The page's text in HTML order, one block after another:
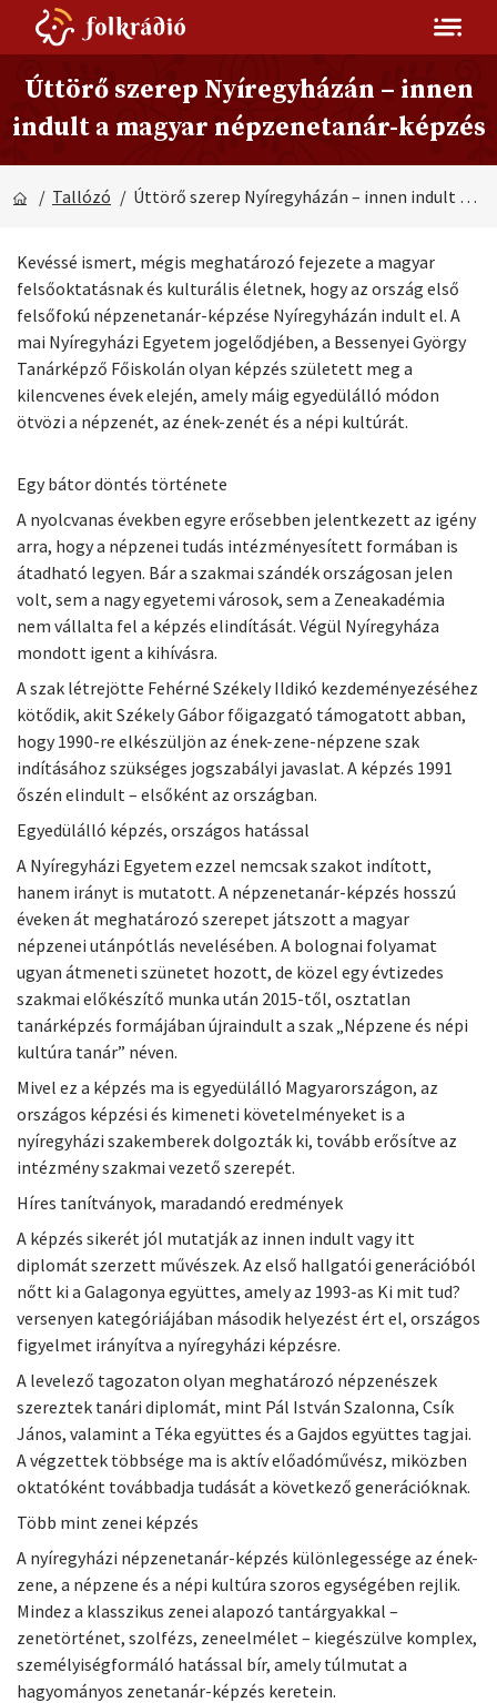
Úttörő szerep Nyíregyházán – innen
indult a magyar népzenetanár-képzés
/ Tallózó / Úttörő szerep Nyíregyházán – innen indult a magyar népzenetanár-képzés
Kevéssé ismert, mégis meghatározó fejezete a magyar
felsőoktatásnak és kulturális életnek, hogy az ország első
felsőfokú népzenetanár-képzése Nyíregyházán indult el. A
mai Nyíregyházi Egyetem jogelődjében, a Bessenyei György
Tanárképző Főiskolán olyan képzés született meg a
kilencvenes évek elején, amely máig egyedülálló módon
ötvözi a népzenét, az ének-zenét és a népi kultúrát.
Egy bátor döntés története
A nyolcvanas években egyre erősebben jelentkezett az igény
arra, hogy a népzenei tudás intézményesített formában is
átadható legyen. Bár a szakmai szándék országosan jelen
volt, sem a nagy egyetemi városok, sem a Zeneakadémia
nem vállalta fel a képzés elindítását. Végül Nyíregyháza
mondott igent a kihívásra.
A szak létrejötte Fehérné Székely Ildikó kezdeményezéséhez
kötődik, akit Székely Gábor főigazgató támogatott abban,
hogy 1990-re elkészüljön az ének-zene-népzene szak
indításához szükséges jogszabályi javaslat. A képzés 1991
őszén elindult – elsőként az országban.
Egyedülálló képzés, országos hatással
A Nyíregyházi Egyetem ezzel nemcsak szakot indított,
hanem irányt is mutatott. A népzenetanár-képzés hosszú
éveken át meghatározó szerepet játszott a magyar
népzenei utánpótlás nevelésében. A bolognai folyamat
ugyan átmeneti szünetet hozott, de közel egy évtizedes
szakmai előkészítő munka után 2015-től, osztatlan
tanárképzés formájában újraindult a szak „Népzene és népi
kultúra tanár” néven.
Mivel ez a képzés ma is egyedülálló Magyarországon, az
országos képzési és kimeneti követelményeket is a
nyíregyházi szakemberek dolgozták ki, tovább erősítve az
intézmény szakmai vezető szerepét.
Híres tanítványok, maradandó eredmények
A képzés sikerét jól mutatják az innen indult vagy itt
diplomát szerzett művészek. Az első hallgatói generációból
nőtt ki a Galagonya együttes, amely az 1993-as Ki mit tud?
versenyen kategóriájában második helyezést ért el, országos
figyelmet irányítva a nyíregyházi képzésre.
A levelező tagozaton olyan meghatározó népzenészek
szereztek tanári diplomát, mint Pál István Szalonna, Csík
János, valamint a Téka együttes és a Gajdos együttes tagjai.
A végzettek többsége ma is aktív előadóművész, miközben
oktatóként továbbadja tudását a következő generációknak.
Több mint zenei képzés
A nyíregyházi népzenetanár-képzés különlegessége az ének-
zene, a népzene és a népi kultúra szoros egységében rejlik.
Mindez a klasszikus zenei alapozó tantárgyakkal –
zenetörténet, szolfézs, zeneelmélet – kiegészülve komplex,
személyiségformáló hatással bír, amely túlmutat a
hagyományos zenetanár-képzés keretein.